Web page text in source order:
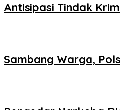
Antisipasi Tindak
Sambang Warga,